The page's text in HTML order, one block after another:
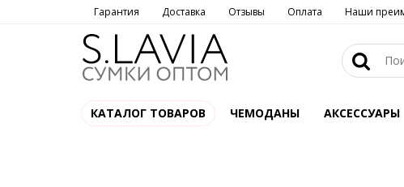
Гарантия Доставка Отзывы Оплата Наши
КАТАЛОГ ТОВАРОВ ЧЕМОДАНЫ АКСЕССУАРЫ